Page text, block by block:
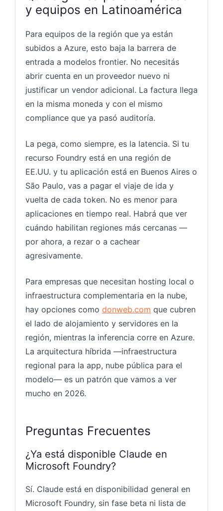
y equipos en Latinoamérica
Para equipos de la región que ya están
subidos a Azure, esto baja la barrera de
entrada a modelos frontier. No necesitás
abrir cuenta en un proveedor nuevo ni
justificar un vendor adicional. La factura llega
en la misma moneda y con el mismo
compliance que ya pasó auditoría.
La pega, como siempre, es la latencia. Si tu
recurso Foundry está en una región de
EE.UU. y tu aplicación está en Buenos Aires o
São Paulo, vas a pagar el viaje de ida y
vuelta de cada token. No es menor para
aplicaciones en tiempo real. Habrá que ver
cuándo habilitan regiones más cercanas —
por ahora, a rezar o a cachear
agresivamente.
Para empresas que necesitan hosting local o
infraestructura complementaria en la nube,
hay opciones como donweb.com que cubren
el lado de alojamiento y servidores en la
región, mientras la inferencia corre en Azure.
La arquitectura híbrida —infraestructura
regional para la app, nube pública para el
modelo— es un patrón que vamos a ver
mucho en 2026.
Preguntas Frecuentes
¿Ya está disponible Claude en
Microsoft Foundry?
Sí. Claude está en disponibilidad general en
Microsoft Foundry, sin fase beta ni lista de